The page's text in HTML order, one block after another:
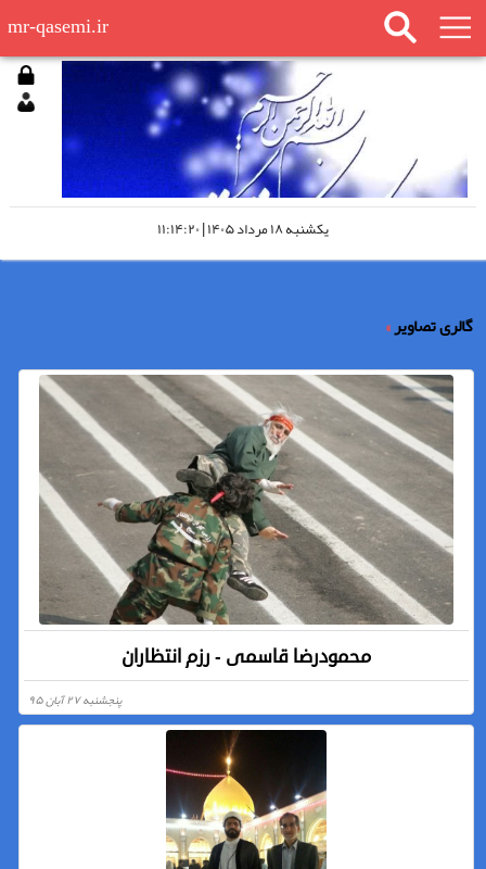
mr-qasemi.ir
يكشنبه ۱۸ مرداد ۱۴۰۵ | ۱۱:۱۴:۲۰
گالری تصاویر»
محمودرضا قاسمی - رزم انتظاران
پنجشنبه ۲۷ آبان ۹۵